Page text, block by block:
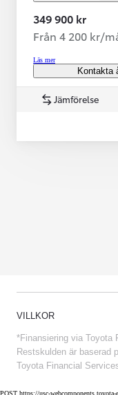
349 900 kr
Från 4 200 kr/
Läs mer
Kontakta
Jämförelse
VILLKOR
*Finansiering via Toyota
Restskulden är baserad
Toyota Financial
POST https://usc-